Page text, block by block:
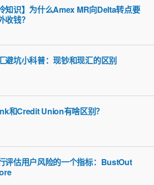
冷知识】为什么Amex MR向Delta转点要
收钱？
避坑小科普：现钞和现汇的区别
和Credit Union有啥区别？
评估用户风险的一个指标：BustOut